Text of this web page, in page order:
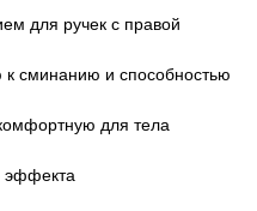
для ручек с правой
к сминанию и способностью
для тела
эффекта